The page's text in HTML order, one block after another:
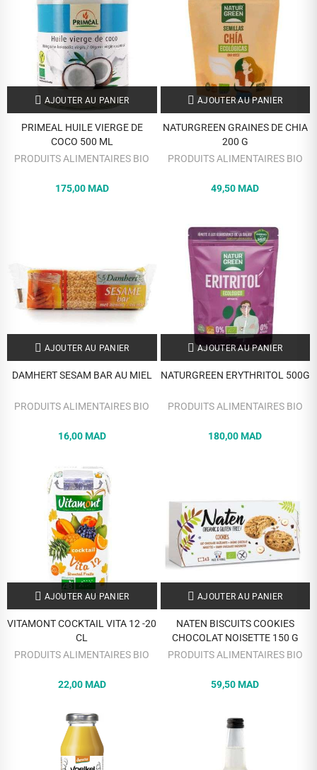
AJOUTER AU PANIER
PRIMEAL HUILE VIERGE DE
COCO 500 ML
PRODUITS ALIMENTAIRES BIO
175,00 MAD
AJOUTER AU PANIER
NATURGREEN GRAINES DE CHIA
200 G
PRODUITS ALIMENTAIRES BIO
49,50 MAD
AJOUTER AU PANIER
DAMHERT SESAM BAR AU MIEL
PRODUITS ALIMENTAIRES BIO
16,00 MAD
AJOUTER AU PANIER
NATURGREEN ERYTHRITOL 500G
PRODUITS ALIMENTAIRES BIO
180,00 MAD
AJOUTER AU PANIER
VITAMONT COCKTAIL VITA 12 -20
CL
PRODUITS ALIMENTAIRES BIO
22,00 MAD
AJOUTER AU PANIER
NATEN BISCUITS COOKIES
CHOCOLAT NOISETTE 150 G
PRODUITS ALIMENTAIRES BIO
59,50 MAD